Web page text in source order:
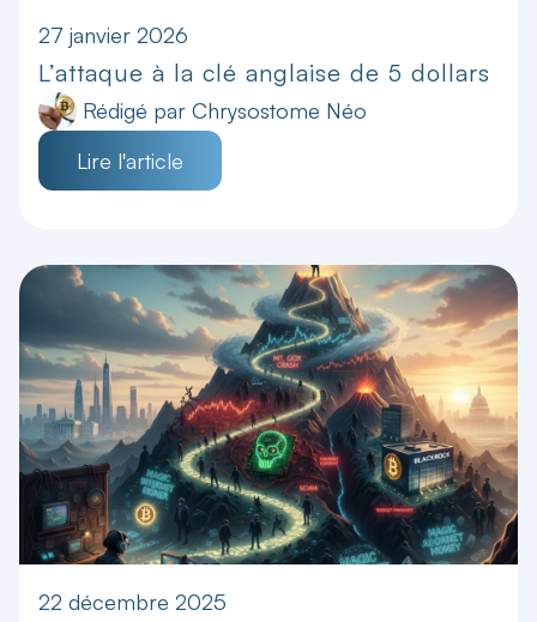
27 janvier 2026
L’attaque à la clé anglaise de 5 dollars
Rédigé par Chrysostome Néo
Lire l'article
22 décembre 2025